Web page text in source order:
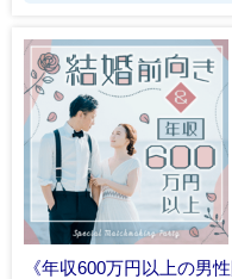
《年収600万円以上の男性